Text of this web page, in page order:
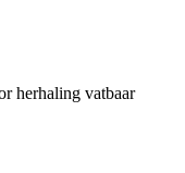
herhaling vatbaar